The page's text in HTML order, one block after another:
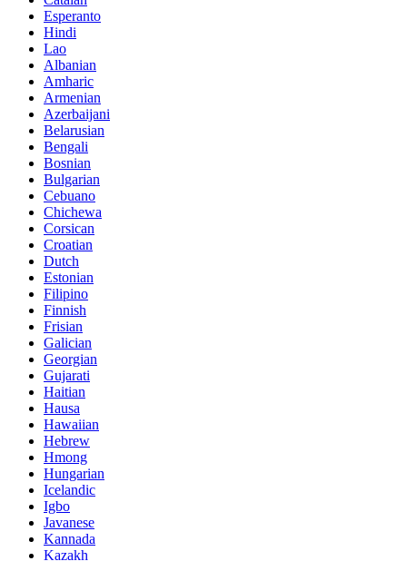
Esperanto
Hindi
Lao
Albanian
Amharic
Armenian
Azerbaijani
Belarusian
Bengali
Bosnian
Bulgarian
Cebuano
Chichewa
Corsican
Croatian
Dutch
Estonian
Filipino
Finnish
Frisian
Galician
Georgian
Gujarati
Haitian
Hausa
Hawaiian
Hebrew
Hmong
Hungarian
Icelandic
Igbo
Javanese
Kannada
Kazakh